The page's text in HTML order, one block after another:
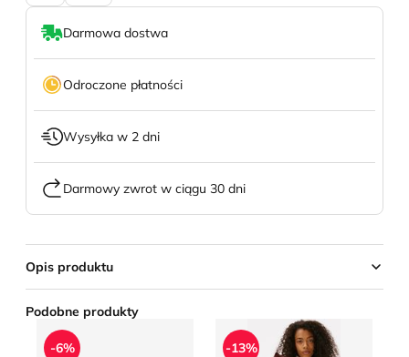
Darmowa dostwa
Odroczone płatności
Wysyłka w 2 dni
Darmowy zwrot w ciągu 30 dni
Opis produktu
Podobne produkty
Calvin Klein Jeans - Sukienka na wiosnę prosta
-6%
Sukienka Tommy Jeans
-13%